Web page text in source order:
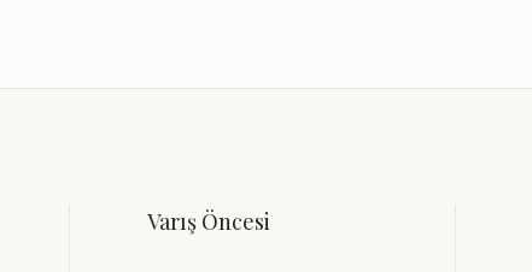
Varış Öncesi